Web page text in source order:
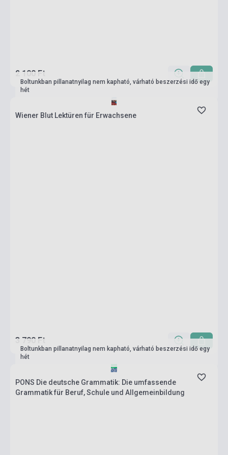
2 100 Ft
Boltunkban pillanatnyilag nem kapható, várható beszerzési idő egy
hét
Wiener Blut Lektüren für Erwachsene
3 790 Ft
Boltunkban pillanatnyilag nem kapható, várható beszerzési idő egy
hét
PONS Die deutsche Grammatik: Die umfassende
Grammatik für Beruf, Schule und Allgemeinbildung